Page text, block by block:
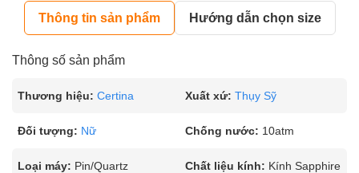
Thông tin sản phẩm Hướng dẫn chọn size
Thông số sản phẩm
Thương hiệu: Certina Xuất xứ: Thụy Sỹ
Đối tượng: Nữ Chống nước: 10atm
Loại máy: Pin/Quartz Chất liệu kính: Kính Sapphire